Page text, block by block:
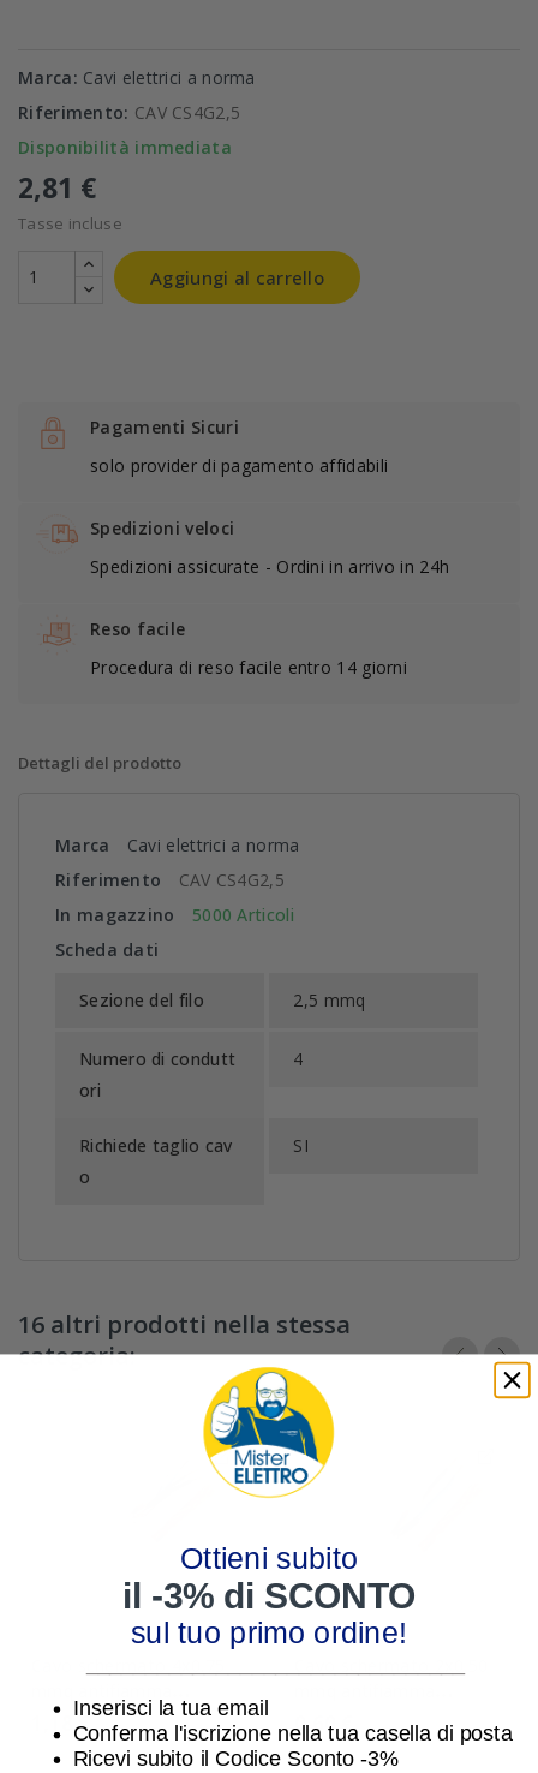
Marca: Cavi elettrici a norma
Riferimento: CAV CS4G2,5
Disponibilità immediata
2,81 €
Tasse incluse
Aggiungi al carrello
Pagamenti Sicuri
solo provider di pagamento affidabili
Spedizioni veloci
Spedizioni assicurate - Ordini in arrivo in 24h
Reso facile
Procedura di reso facile entro 14 giorni
Dettagli del prodotto
Marca
Cavi elettrici a norma
Riferimento
CAV CS4G2,5
In magazzino
5000 Articoli
Scheda dati
Sezione del filo 2,5 mmq
Numero di condutt
ori
4
Richiede taglio cav
o
SI
16 altri prodotti nella stessa
categoria:
FR2OH2R senza giallo
verde
1,18 € 0,60 €
Ottieni subito
il -3% di SCONTO
sul tuo primo ordine!
Inserisci la tua email
Conferma l'iscrizione nella tua casella di posta
Ricevi subito il Codice Sconto -3%